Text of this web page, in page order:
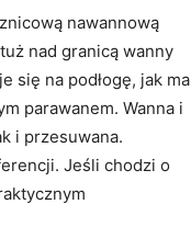
nawannową
nad granicą wanny
się na podłogę, jak ma
parawanem. Wanna i
i przesuwana.
Jeśli chodzi o